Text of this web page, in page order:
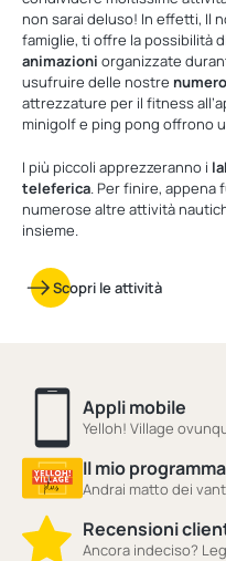
non sarai deluso! In effetti, Il
famiglie, ti offre la possibilità
animazioni organizzate
usufruire delle nostre
attrezzature per il fitness
minigolf e ping pong offrono
I più piccoli apprezzeranno i
teleferica. Per finire, appena
numerose altre attività
insieme.
Scopri le attività
Appli mobile
Yelloh! Village
Il mio
Andrai matto dei
Recensioni
Ancora indeciso?